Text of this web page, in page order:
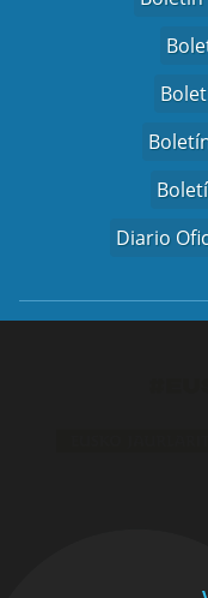
Diario